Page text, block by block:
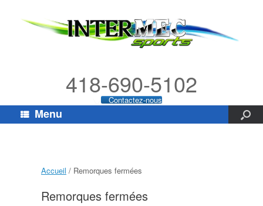
418-690-5102
Contactez-nous
Menu
Accueil / Remorques fermées
Remorques fermées